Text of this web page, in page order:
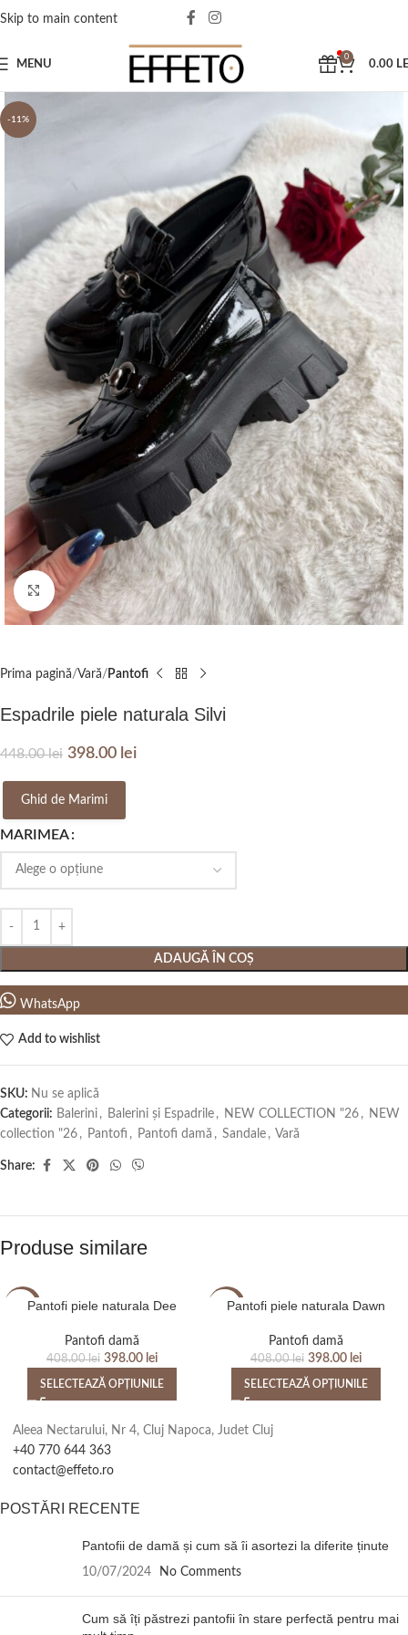
Skip to main content
MENU
0
0.00
-11%
Click to enlarge
Prima pagină Vară Pantofi
Espadrile piele naturala Silvi
448.00lei 398.00 lei
Ghid de Marimi
MARIMEA
ADAUGĂ ÎN COȘ
WhatsApp
Add to wishlist
SKU: Nu se aplică
Categorii: Balerini , Balerini și Espadrile , NEW COLLECTION "26 , NEW
collection "26 , Pantofi , Pantofi damă , Sandale , Vară
Share:
Produse similare
-2%Pantofi piele naturala Dee
Pantofi damă
408.00lei 398.00 lei
SELECTEAZĂ OPȚIUNILE
-2%Pantofi piele naturala Dawn
Pantofi damă
408.00lei 398.00 lei
SELECTEAZĂ OPȚIUNILE
Aleea Nectarului, Nr 4, Cluj Napoca, Judet Cluj
+40 770 644 363
contact@effeto.ro
POSTĂRI RECENTE
Pantofii de damă și cum să îi asortezi la diferite ținute
10/07/2024 No Comments
Cum să îți păstrezi pantofii în stare perfectă pentru mai